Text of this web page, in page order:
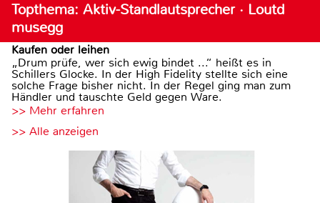
Topthema: Aktiv-Standlautsprecher · Loutd
musegg
Kaufen oder leihen
„Drum prüfe, wer sich ewig bindet ...“ heißt es in
Schillers Glocke. In der High Fidelity stellte sich eine
solche Frage bisher nicht. In der Regel ging man zum
Händler und tauschte Geld gegen Ware.
>> Mehr erfahren
>> Alle anzeigen